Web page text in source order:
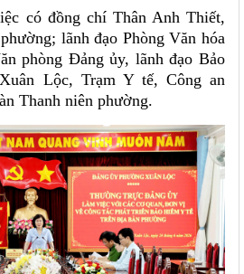
có đồng chí Thân Anh Thiết,
lãnh đạo Phòng Văn hóa
phòng Đảng ủy, lãnh đạo Bảo
Lộc, Trạm Y tế, Công an
Thanh niên phường.